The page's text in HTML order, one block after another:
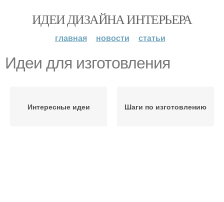
ИДЕИ ДИЗАЙНА ИНТЕРЬЕРА
главная новости статьи
Идеи для изготовления
Интересные идеи Шаги по изготовлению